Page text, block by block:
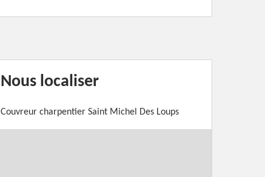
Nous localiser
Couvreur charpentier Saint Michel Des Loups